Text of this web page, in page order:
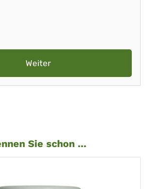
Weiter
Sie schon ...